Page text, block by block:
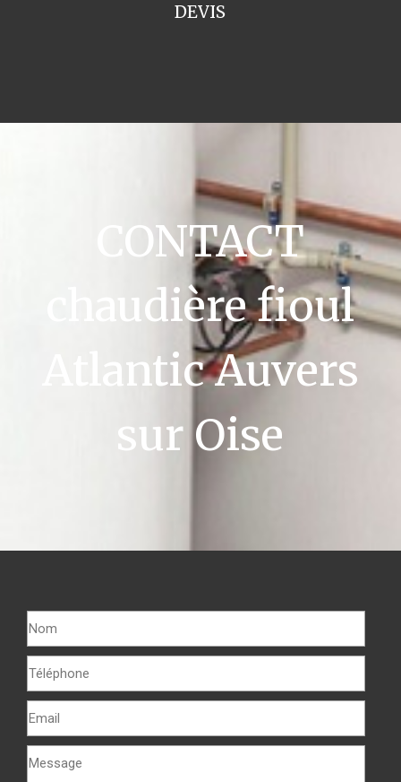
DEVIS
CONTACT
chaudière fioul
Atlantic Auvers
sur Oise